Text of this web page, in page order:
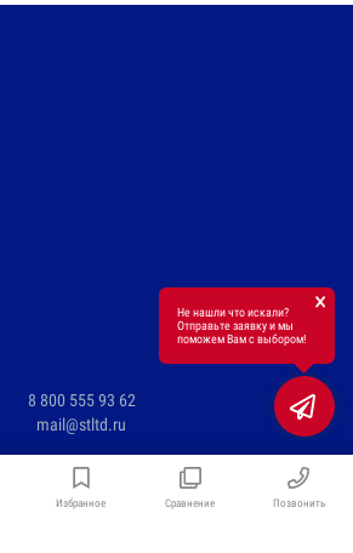
Избранное Сравнение Позвонить
8 800 555 93 62
mail@stltd.ru
Не нашли что искали?
Отправьте заявку и мы
поможем Вам с выбором!
×